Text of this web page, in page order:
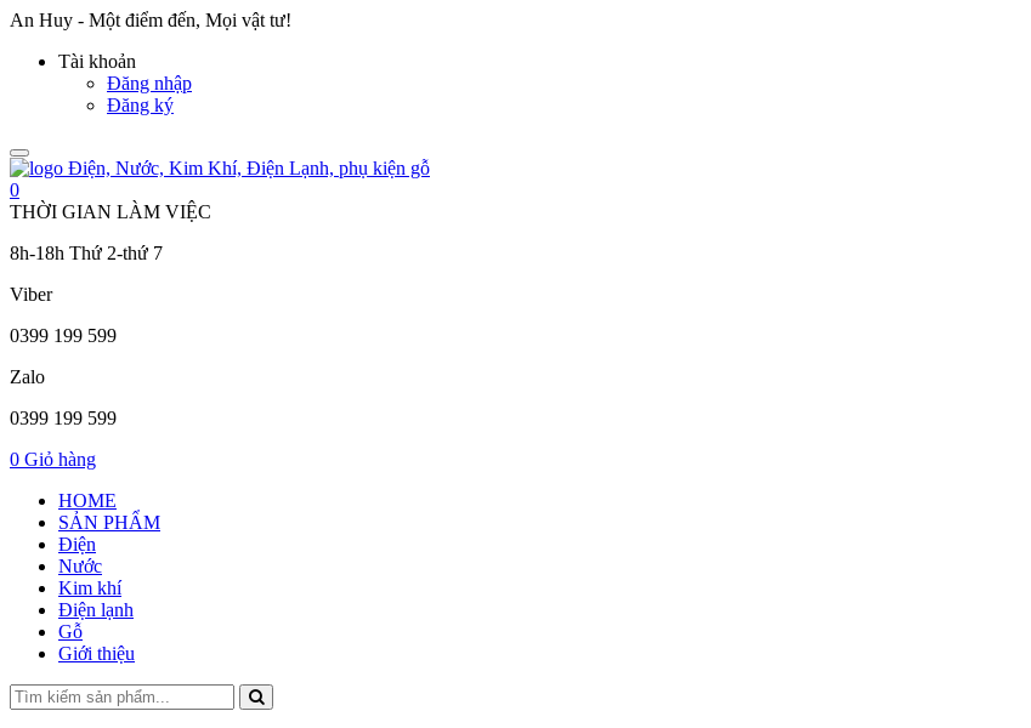
An Huy - Một điểm đến, Mọi vật tư!
Tài khoản
Đăng nhập
Đăng ký
Toggle
navigation
0
THỜI GIAN LÀM VIỆC
8h-18h Thứ 2-thứ 7
Viber
0399 199 599
Zalo
0399 199 599
0 Giỏ hàng
HOME
SẢN PHẨM
Điện
Nước
Kim khí
Điện lạnh
Gỗ
Giới thiệu